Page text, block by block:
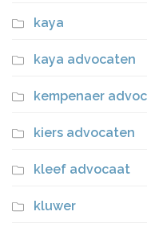
kaya
kaya advocaten
kempenaer
kiers advocaten
kleef advocaat
kluwer